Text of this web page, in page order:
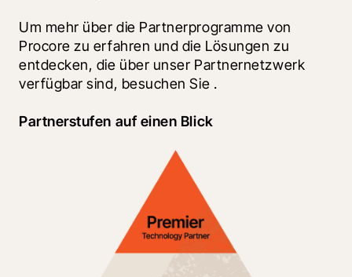
Um mehr über die Partnerprogramme von
Procore zu erfahren und die Lösungen zu
entdecken, die über unser Partnernetzwerk
verfügbar sind, besuchen Sie .
Partnerstufen auf einen Blick